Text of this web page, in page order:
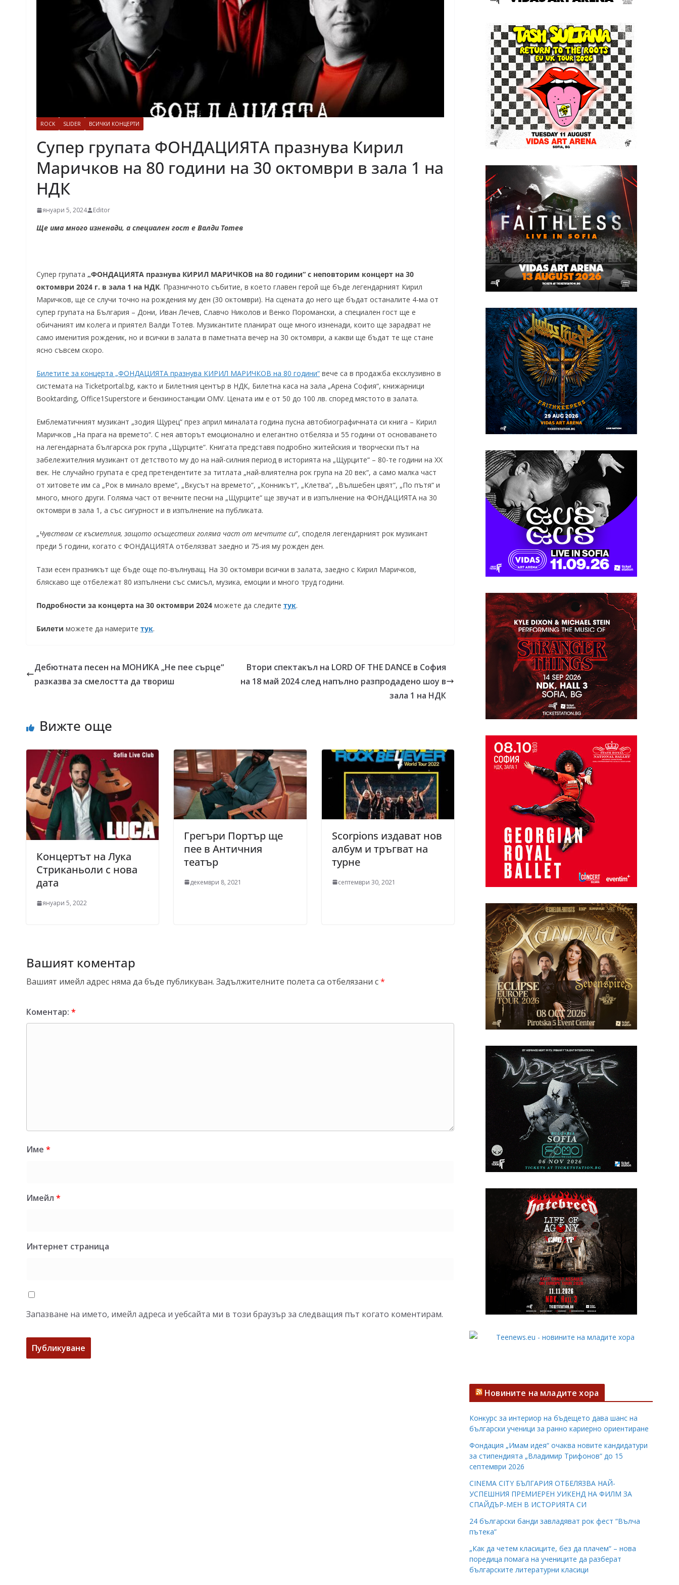
ROCK SLIDER ВСИЧКИ КОНЦЕРТИ
Супер групата ФОНДАЦИЯТА празнува Кирил
Маричков на 80 години на 30 октомври в зала 1 на
НДК
януари 5, 2024 Editor
Ще има много изненади, а специален гост е Валди Тотев
Супер групата „ФОНДАЦИЯТА празнува КИРИЛ МАРИЧКОВ на 80 години“ с неповторим концерт на 30
октомври 2024 г. в зала 1 на НДК. Празничното събитие, в което главен герой ще бъде легендарният Кирил
Маричков, ще се случи точно на рождения му ден (30 октомври). На сцената до него ще бъдат останалите 4-ма от
супер групата на България – Дони, Иван Лечев, Славчо Николов и Венко Поромански, а специален гост ще е
обичаният им колега и приятел Валди Тотев. Музикантите планират още много изненади, които ще зарадват не
само именития рожденик, но и всички в залата в паметната вечер на 30 октомври, а какви ще бъдат те ще стане
ясно съвсем скоро.
Билетите за концерта „ФОНДАЦИЯТА празнува КИРИЛ МАРИЧКОВ на 80 години“ вече са в продажба ексклузивно в
системата на Ticketportal.bg, както и Билетния център в НДК, Билетна каса на зала „Арена София“, книжарници
Booktarding, Office1Superstore и бензиностанции OMV. Цената им е от 50 до 100 лв. според мястото в залата.
Емблематичният музикант „зодия Щурец“ през април миналата година пусна автобиографичната си книга – Кирил
Маричков „На прага на времето“. С нея авторът емоционално и елегантно отбеляза и 55 години от основаването
на легендарната българска рок група „Щурците“. Книгата представя подробно житейския и творчески път на
забележителния музикант от детството му до на най-силния период в историята на „Щурците“ – 80-те години на ХХ
век. Не случайно групата е сред претендентите за титлата „най-влиятелна рок група на 20 век“, а само малка част
от хитовете им са „Рок в минало време“, „Вкусът на времето“, „Конникът“, „Клетва“, „Вълшебен цвят“, „По пътя“ и
много, много други. Голяма част от вечните песни на „Щурците“ ще звучат и в изпълнение на ФОНДАЦИЯТА на 30
октомври в зала 1, а със сигурност и в изпълнение на публиката.
„Чувствам се късметлия, защото осъществих голяма част от мечтите си“, споделя легендарният рок музикант
преди 5 години, когато с ФОНДАЦИЯТА отбелязват заедно и 75-ия му рожден ден.
Тази есен празникът ще бъде още по-вълнуващ. На 30 октомври всички в залата, заедно с Кирил Маричков,
бляскаво ще отбележат 80 изпълнени със смисъл, музика, емоции и много труд години.
Подробности за концерта на 30 октомври 2024 можете да следите тук.
Билети можете да намерите тук.
Дебютната песен на МОНИКА „Не пее сърце“
разказва за смелостта да твориш
Втори спектакъл на LORD OF THE DANCE в София
на 18 май 2024 след напълно разпродадено шоу в
зала 1 на НДК
Вижте още
Концертът на Лука
Стриканьоли с нова
дата
януари 5, 2022
Грегъри Портър ще
пее в Античния
театър
декември 8, 2021
Scorpions издават нов
албум и тръгват на
турне
септември 30, 2021
Вашият коментар
Вашият имейл адрес няма да бъде публикуван. Задължителните полета са отбелязани с*
Коментар: *
Име *
Имейл *
Интернет страница
Запазване на името, имейл адреса и уебсайта ми в този браузър за следващия път когато коментирам.
Новините на младите хора
Конкурс за интериор на бъдещето дава шанс на
български ученици за ранно кариерно ориентиране
Фондация „Имам идея“ очаква новите кандидатури
за стипендията „Владимир Трифонов“ до 15
септември 2026
CINEMA CITY БЪЛГАРИЯ ОТБЕЛЯЗВА НАЙ-
УСПЕШНИЯ ПРЕМИЕРЕН УИКЕНД НА ФИЛМ ЗА
СПАЙДЪР-МЕН В ИСТОРИЯТА СИ
24 български банди завладяват рок фест “Вълча
пътека”
„Как да четем класиците, без да плачем“ – нова
поредица помага на учениците да разберат
българските литературни класици